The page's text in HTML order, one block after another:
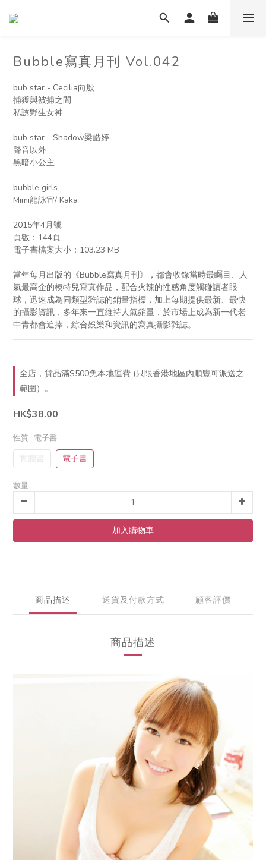
Bubble寫真月刊 Vol.042
bub star - Cecilia向殷
捕獲與被捕之間
私誘野生女神
bub star - Shadow梁皓婷
聲音以外
黑暗小公主
bubble girls -
Mimi龍詠宜/ Kaka
2015年4月號
頁數：144頁
電子書檔案大小：︁103.23 MB
當年每月出版的《Bubble寫真月刊》，都會收錄當時最矚目、人
氣最高企的模特兒寫真作品，配合火辣的性感角度觸碰讀者眼
球，迅速成為同類型雜誌的銷量指標，加上每期提供最新、最快
的攝影資訊，多年來一直維持人氣銷量，於市場上成為新一代老
中青都會追捧，綜合娛樂和資訊的寫真攝影雜誌。
全店，貨品滿$500免本地運費 (只限香港地區內順豐可派送之
範圍）。
HK$38.00
性質 : 電子書
實體書 電子書
數量
加入購物車
商品描述 送貨及付款方式 顧客評價
商品描述